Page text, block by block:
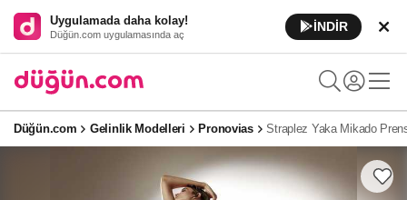
Uygulamada daha kolay!
Düğün.com uygulamasında aç
İNDİR
Düğün.com Gelinlik Modelleri Pronovias Straplez Yaka Mikado